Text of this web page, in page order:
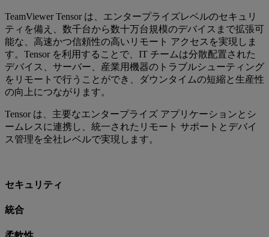
TeamViewer Tensor は、エンタープライズレベルのセキュリ
ティを備え、数千台から数十万台規模のデバイスまで拡張可
能な、高速かつ信頼性の高いリモート アクセスを実現しま
す。Tensor を利用することで、IT チームは分散配置された
デバイス、サーバー、産業用機器のトラブルシューティング
をリモートで行うことができ、ダウンタイムの短縮と生産性
の向上につながります。
Tensor は、主要なエンタープライズ アプリケーションとシ
ームレスに連携し、統一されたリモート サポートとデバイ
ス管理を全社レベルで実現します。
セキュリティ
統合